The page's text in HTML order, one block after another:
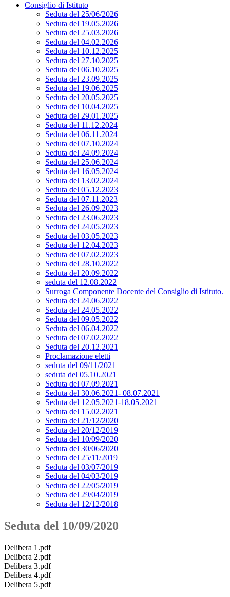
Consiglio di Istituto
Seduta del 25/06/2026
Seduta del 19.05.2026
Seduta del 25.03.2026
Seduta del 04.02.2026
Seduta del 10.12.2025
Seduta del 27.10.2025
Seduta del 06.10.2025
Seduta del 23.09.2025
Seduta del 19.06.2025
Seduta del 20.05.2025
Seduta del 10.04.2025
Seduta del 29.01.2025
Seduta del 11.12.2024
Seduta del 06.11.2024
Seduta del 07.10.2024
Seduta del 24.09.2024
Seduta del 25.06.2024
Seduta del 16.05.2024
Seduta del 13.02.2024
Seduta del 05.12.2023
Seduta del 07.11.2023
Seduta del 26.09.2023
Seduta del 23.06.2023
Seduta del 24.05.2023
Seduta del 03.05.2023
Seduta del 12.04.2023
Seduta del 07.02.2023
Seduta del 28.10.2022
Seduta del 20.09.2022
seduta del 12.08.2022
Surroga Componente Docente del Consiglio di Istituto.
Seduta del 24.06.2022
Seduta del 24.05.2022
Seduta del 09.05.2022
Seduta del 06.04.2022
Seduta del 07.02.2022
Seduta del 20.12.2021
Proclamazione eletti
seduta del 09/11/2021
seduta del 05.10.2021
Seduta del 07.09.2021
Seduta del 30.06.2021- 08.07.2021
Seduta del 12.05.2021-18.05.2021
Seduta del 15.02.2021
Seduta del 21/12/2020
Seduta del 20/12/2019
Seduta del 10/09/2020
Seduta del 30/06/2020
Seduta del 25/11/2019
Seduta del 03/07/2019
Seduta del 04/03/2019
Seduta del 22/05/2019
Seduta del 29/04/2019
Seduta del 12/12/2018
Seduta del 10/09/2020
Delibera 1.pdf
Delibera 2.pdf
Delibera 3.pdf
Delibera 4.pdf
Delibera 5.pdf